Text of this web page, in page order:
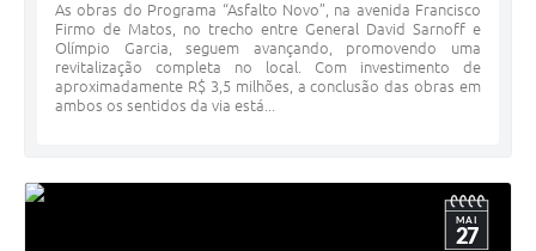
As obras do Programa “Asfalto Novo”, na avenida Francisco
Firmo de Matos, no trecho entre General David Sarnoff e
Olímpio Garcia, seguem avançando, promovendo uma
revitalização completa no local. Com investimento de
aproximadamente R$ 3,5 milhões, a conclusão das obras em
ambos os sentidos da via está...
MAI
27